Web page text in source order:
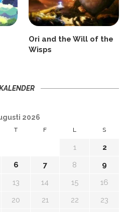
Ori and the Will of the
Wisps
2026
T F L S
1
2
6 7 8
9
13 14 15
16
20 21 22
23